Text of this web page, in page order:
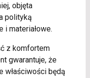
objęta
polityką
i materiałowe.
z komfortem
gwarantuje, że
właściwości będą